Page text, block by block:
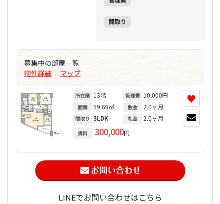
間取り
募集中の部屋一覧
物件詳細 | マップ
所在階 13階
面積 59.69㎡
間取り 3LDK
賃料 300,000円
管理費 10,000円
敷金 2.0ヶ月
礼金 2.0ヶ月
♥
LINEでお問い合わせはこちら